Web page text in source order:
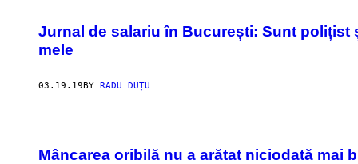
Jurnal de salariu în București: Sunt
mele
03.19.19 BY RADU DUȚU
Mâncarea oribilă nu a arătat niciodată mai